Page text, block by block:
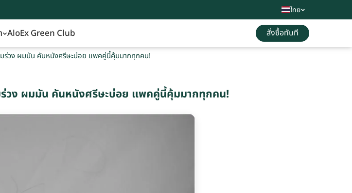
ไทย
AloEx Green Club สั่งซื้อทันที
ร่วง ผมมัน คันหนังศรีษะบ่อย แพคคู่นี้คุ้มมากทุกคน!
วง ผมมัน คันหนังศรีษะบ่อย แพคคู่นี้คุ้มมากทุกคน!